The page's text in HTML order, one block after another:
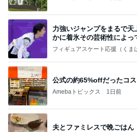
力強いジャンプをまるで
かに着氷その芸術性によっ
なす
フィギュアスケート応援（くま
公式の約65%offだったコ
Amebaトピックス 1日前
夫とファミレスで晩ごはん